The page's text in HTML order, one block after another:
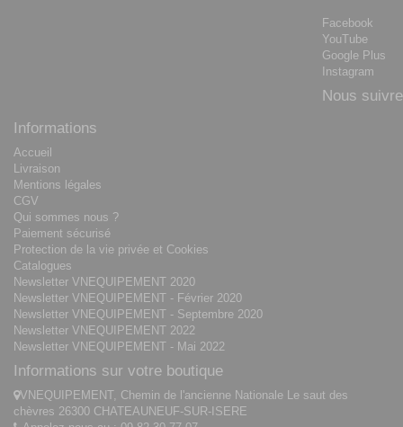
Facebook
YouTube
Google Plus
Instagram
Nous suivre
Informations
Accueil
Livraison
Mentions légales
CGV
Qui sommes nous ?
Paiement sécurisé
Protection de la vie privée et Cookies
Catalogues
Newsletter VNEQUIPEMENT 2020
Newsletter VNEQUIPEMENT - Février 2020
Newsletter VNEQUIPEMENT - Septembre 2020
Newsletter VNEQUIPEMENT 2022
Newsletter VNEQUIPEMENT - Mai 2022
Informations sur votre boutique
VNEQUIPEMENT, Chemin de l'ancienne Nationale Le saut des
chèvres 26300 CHATEAUNEUF-SUR-ISERE